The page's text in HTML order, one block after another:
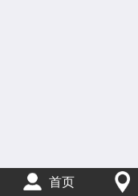
首页